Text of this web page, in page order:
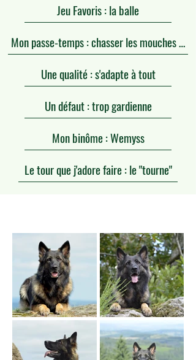
Jeu Favoris : la balle
Mon passe-temps : chasser les mouches 😅
Une qualité : s'adapte à tout
Un défaut : trop gardienne
Mon binôme : Wemyss
Le tour que j'adore faire : le "tourne"